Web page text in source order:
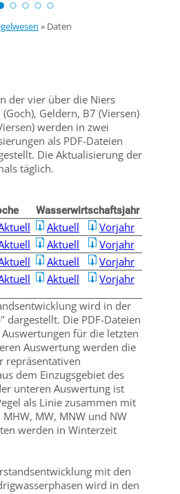
» Daten
der vier über die Niers
Geldern, B7 (Viersen)
werden in zwei
als PDF-Dateien
Die Aktualisierung der
täglich.
Wasserwirtschaftsjahr
Aktuell Vorjahr
Aktuell Vorjahr
Aktuell Vorjahr
Aktuell
Vorjahr
wird in der
dargestellt. Die PDF-Dateien
für die letzten
Auswertung werden die
repräsentativen
dem Einzugsgebiet des
unteren Auswertung ist
als Linie zusammen mit
MW, MNW und NW
werden in Winterzeit
mit den
wird in den